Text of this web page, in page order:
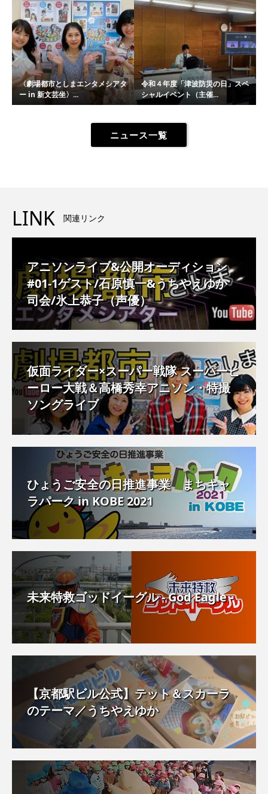
〈劇場都市としまエンタメシアタ
ー in 新文芸坐〉...
令和４年度「津波防災の日」スペ
シャルイベント（主催...
ニュース一覧
LINK 関連リンク
アニソンライブ&公開オーディション
#01-1ゲスト/石原慎一&うちやえゆか
司会/氷上恭子（声優）
仮面ライダー×スーパー戦隊 スーパーヒ
ーロー大戦＆高橋秀幸アニソン・特撮
ソングライブ
ひょうご安全の日推進事業 まちキャ
ラパーク in KOBE 2021
未来特救ゴッドイーグル - God Eagle -
【京都駅ビル公式】テット＆スカーラ
のテーマ／うちやえゆか